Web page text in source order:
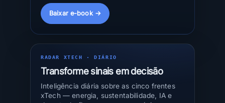
Baixar e-book →
RADAR XTECH · DIÁRIO
Transforme sinais em decisão
Inteligência diária sobre as cinco frentes
xTech — energia, sustentabilidade, IA e